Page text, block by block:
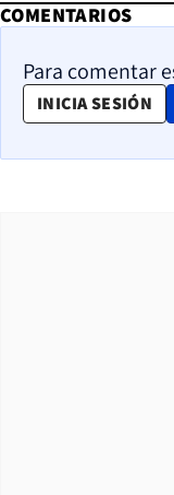
COMENTARIOS
Para comentar
INICIA SESIÓN